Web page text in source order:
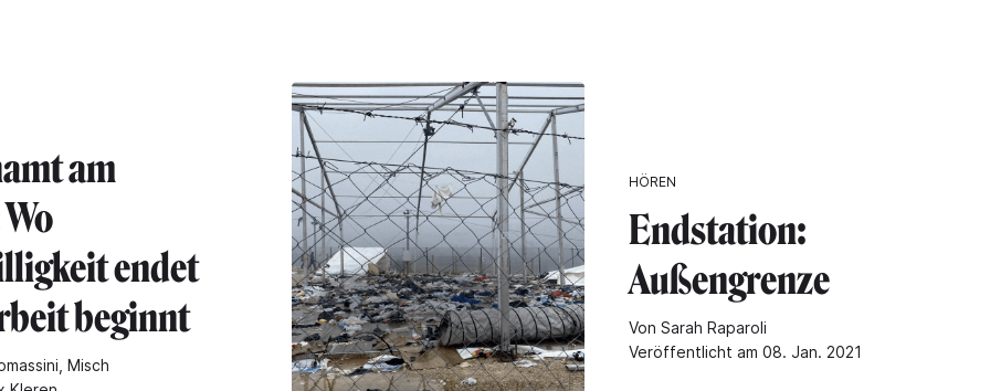
am
endet
beginnt
Misch
HÖREN
Endstation:
Außengrenze
Von Sarah Raparoli
Veröffentlicht am 08. Jan. 2021